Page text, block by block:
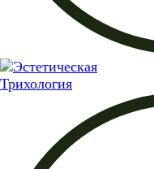
Трихология